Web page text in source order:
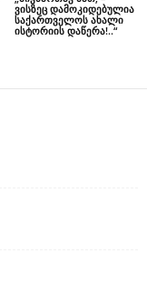
ვისზეც დამოკიდებულია
საქართველოს ახალი
ისტორიის დაწერა!..“